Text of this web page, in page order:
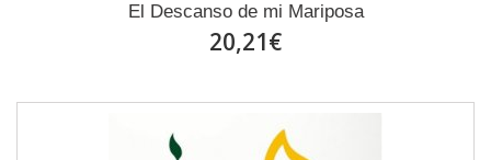
El Descanso de mi Mariposa
20,21€